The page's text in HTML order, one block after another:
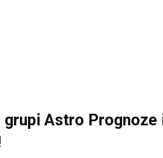
grupiAstro Prognoze